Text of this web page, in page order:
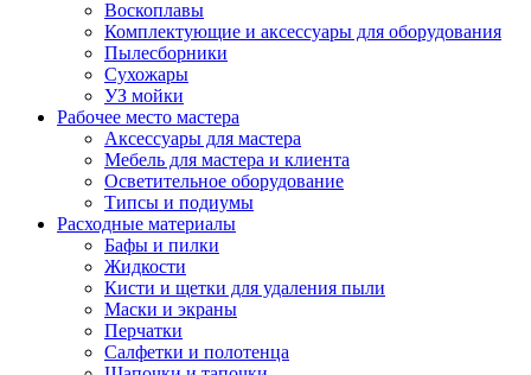
Воскоплавы
Комплектующие и аксессуары для оборудования
Пылесборники
Сухожары
УЗ мойки
Рабочее место мастера
Аксессуары для мастера
Мебель для мастера и клиента
Осветительное оборудование
Типсы и подиумы
Расходные материалы
Бафы и пилки
Жидкости
Кисти и щетки для удаления пыли
Маски и экраны
Перчатки
Салфетки и полотенца